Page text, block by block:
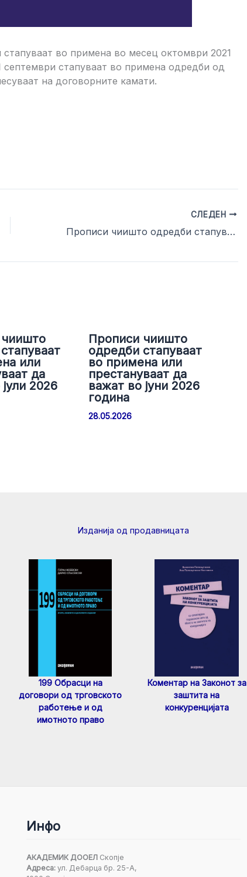
во примена во месец октомври 2021
стапуваат во примена одредби од
на договорните камати.
СЛЕДЕН
Прописи чиишто одредби стапуваат во примена во месец декември 2021 година
или
да
2026
Прописи чиишто
одредби стапуваат
во примена или
престануваат да
важат во јуни 2026
година
28.05.2026
Изданија од продавницата
199 Обрасци на
договори од трговското
работење и од
имотното право
Коментар на Законот за
заштита на
конкуренцијата
Инфо
АКАДЕМИК ДООЕЛСкопје
Адреса:ул. Дебарца бр. 25-А,